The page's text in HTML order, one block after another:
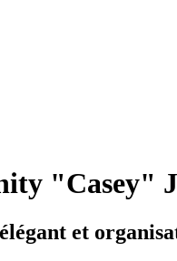
"Casey"
et